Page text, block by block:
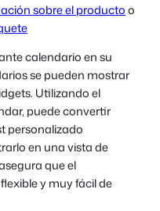
French
Czech
Greek
sobre el productoo
calendario en su
se pueden mostrar
Utilizando el
puede convertir
personalizado
en una vista de
que el
y muy fácil de